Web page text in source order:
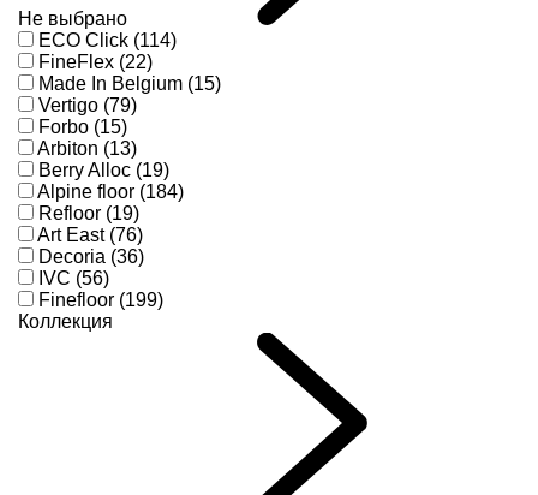
Не выбрано
ECO Click (114)
FineFlex (22)
Made In Belgium (15)
Vertigo (79)
Forbo (15)
Arbiton (13)
Berry Alloc (19)
Alpine floor (184)
Refloor (19)
Art East (76)
Decoria (36)
IVC (56)
Finefloor (199)
Коллекция